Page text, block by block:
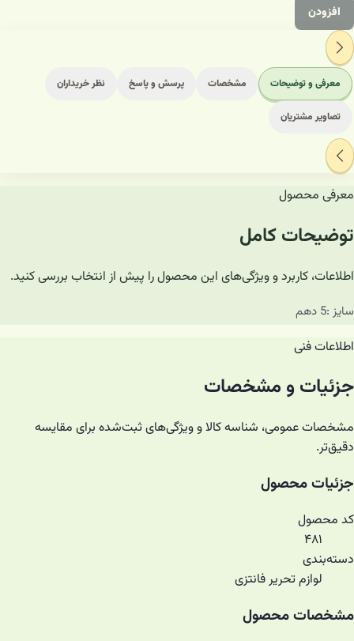
افزودن
معرفی و توضیحات مشخصات پرسش و پاسخ نظر خریداران
تصاویر مشتریان
معرفی محصول
توضیحات کامل
اطلاعات، کاربرد و ویژگی‌های این محصول را پیش از انتخاب بررسی کنید.
سایز :5 دهم
اطلاعات فنی
جزئیات و مشخصات
مشخصات عمومی، شناسه کالا و ویژگی‌های ثبت‌شده برای مقایسه
دقیق‌تر.
جزئیات محصول
کد محصول
۴۸۱
دسته‌بندی
لوازم تحریر فانتزی
مشخصات محصول